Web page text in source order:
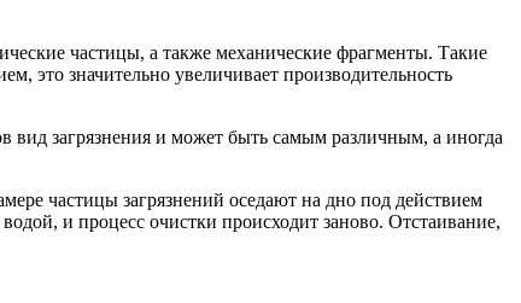
частицы, а также механические фрагменты. Такие
это значительно увеличивает производительность
вид загрязнения и может быть самым различным, а иногда
частицы загрязнений оседают на дно под действием
и процесс очистки происходит заново. Отстаивание,